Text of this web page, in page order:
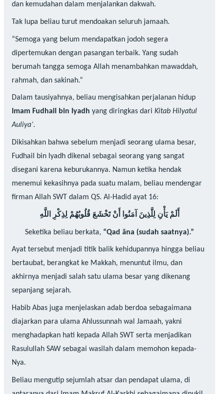
dan kemudahan dalam menjalankan dakwah.
Tak lupa beliau turut mendoakan seluruh jamaah.
“Semoga yang belum mendapatkan jodoh segera
dipertemukan dengan pasangan terbaik. Yang sudah
berumah tangga semoga Allah menambahkan mawaddah,
rahmah, dan sakinah.”
Dalam tausiyahnya, beliau mengisahkan perjalanan hidup
Imam Fudhail bin Iyadh yang diringkas dari Kitab Hilyatul
Auliya’.
Dikisahkan bahwa sebelum menjadi seorang ulama besar,
Fudhail bin Iyadh dikenal sebagai seorang yang sangat
disegani karena keburukannya. Namun ketika hendak
menemui kekasihnya pada suatu malam, beliau mendengar
firman Allah SWT dalam QS. Al-Hadid ayat 16:
أَلَمْ يَأْنِ لِلَّذِينَ آمَنُوا أَنْ تَخْشَعَ قُلُوبُهُمْ لِذِكْرِ اللَّهِ
Seketika beliau berkata, “Qad āna (sudah saatnya).”
Ayat tersebut menjadi titik balik kehidupannya hingga beliau
bertaubat, berangkat ke Makkah, menuntut ilmu, dan
akhirnya menjadi salah satu ulama besar yang dikenang
sepanjang sejarah.
Habib Abas juga menjelaskan adab berdoa sebagaimana
diajarkan para ulama Ahlussunnah wal Jamaah, yakni
menghadapkan hati kepada Allah SWT serta menjadikan
Rasulullah SAW sebagai wasilah dalam memohon kepada-
Nya.
Beliau mengutip sejumlah atsar dan pendapat ulama, di